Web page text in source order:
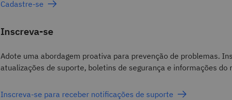
Cadastre-se
Inscreva-se
Adote uma abordagem proativa para prevenção de problemas.
atualizações de suporte, boletins de segurança e informações do
Inscreva-se para receber notificações de suporte